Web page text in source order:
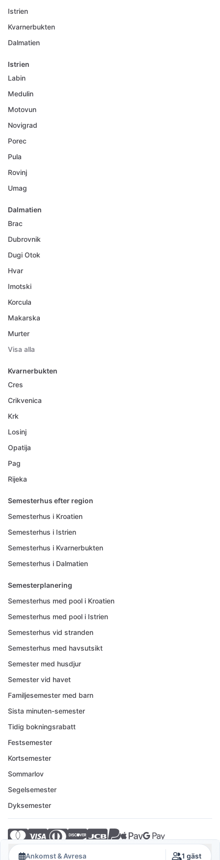
Ankomst & Avresa 1 gäst
Istrien
Kvarnerbukten
Dalmatien
Istrien
Labin
Medulin
Motovun
Novigrad
Porec
Pula
Rovinj
Umag
Dalmatien
Brac
Dubrovnik
Dugi Otok
Hvar
Imotski
Korcula
Makarska
Murter
Visa alla
Kvarnerbukten
Cres
Crikvenica
Krk
Losinj
Opatija
Pag
Rijeka
Semesterhus efter region
Semesterhus i Kroatien
Semesterhus i Istrien
Semesterhus i Kvarnerbukten
Semesterhus i Dalmatien
Semesterplanering
Semesterhus med pool i Kroatien
Semesterhus med pool i Istrien
Semesterhus vid stranden
Semesterhus med havsutsikt
Semester med husdjur
Semester vid havet
Familjesemester med barn
Sista minuten-semester
Tidig bokningsrabatt
Festsemester
Kortsemester
Sommarlov
Segelsemester
Dyksemester
© 2026 Crovillas GmbH